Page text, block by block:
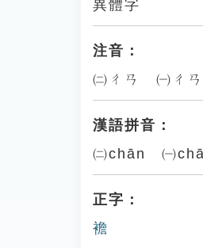
異體字
注音：
㈡ㄔㄢ ㈠ㄔ
漢語拼音：
㈡chān ㈠
正字：
襜